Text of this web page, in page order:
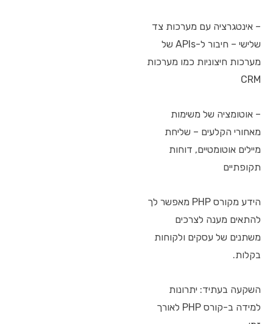
– אינטגרציה עם מערכות צד
שלישי – חיבור ל-APIs של
מערכות חיצוניות כמו מערכות
CRM
– אוטומציה של משימות
מאחורי הקלעים – שליחת
מיילים אוטומטיים, דוחות
תקופתיים
הידע מקורס PHP מאפשר לך
להתאים מענה לצרכים
משתנים של עסקים ולקוחות
בקלות.
השקעה בעתיד: יתרונות
למידה ב-קורס PHP לאורך